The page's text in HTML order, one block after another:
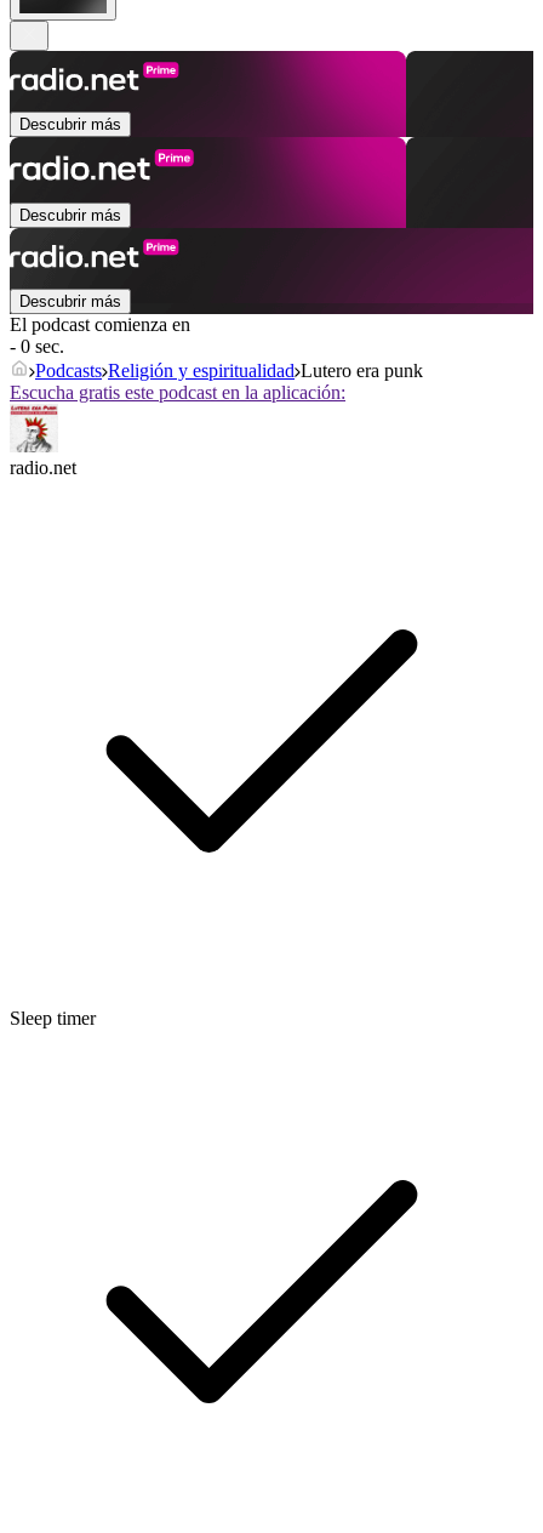
Descubrir más
Descubrir más
Descubrir más
El podcast comienza en
- 0 sec.
Podcasts Religión y espiritualidad Lutero era punk
Escucha gratis este podcast en la aplicación:
radio.net
Sleep timer